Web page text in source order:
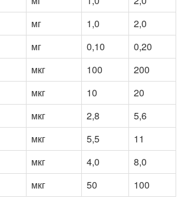
мг 1,0
2,0
мг 0,10
0,20
мкг 100
200
мкг 10
20
мкг 2,8
5,6
мкг 5,5
11
мкг 4,0
8,0
мкг 50
100